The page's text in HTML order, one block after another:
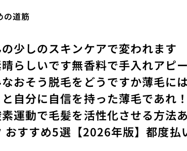
の道筋
少しのスキンケアで変われます
らしいです無香料で手入れアピ
おそう脱毛をどうですか薄毛に
自分に自信を持った薄毛であれ！
運動で毛髪を活性化させる方法
すすめ5選【2026年版】都度